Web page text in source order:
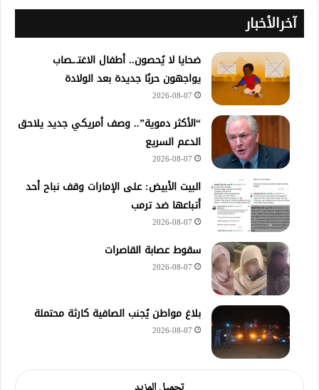
آخرالأخبار
ضحايا لا يُحصون.. أطفال الاغتـ.ـصاب
يواجهون حربًا جديدة بعد الولادة
2026-08-07
“الأكثر دموية”.. وصف أمريكي جديد يلاحق
الدعم السريع
2026-08-07
‏البيت الأبيض: على ⁧‫الإمارات‬⁩ وقف نباح أحد
أتباعها ضد ترمب
2026-08-07
سقوط عصابة القاصرات
2026-08-07
بلاغ مواطن يُجنب الصافية كارثة محتملة
2026-08-07